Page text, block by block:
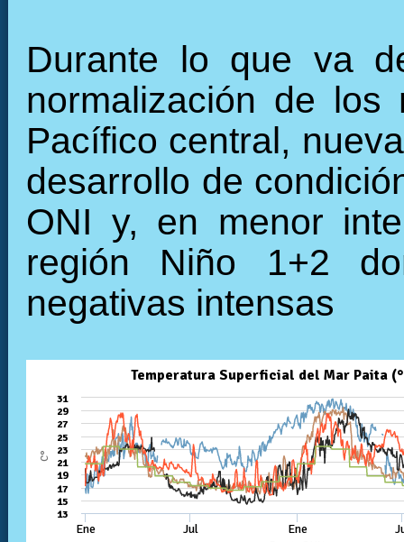
Durante lo que va
normalización de
Pacífico central,
desarrollo de
ONI y, en menor
región Niño 1+2
negativas intensas